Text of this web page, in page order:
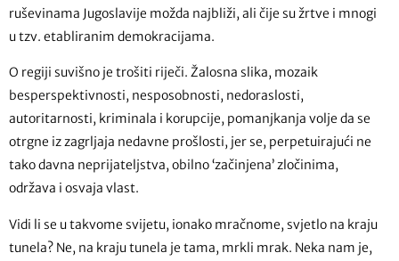
ruševinama Jugoslavije možda najbliži, ali čije su žrtve i mnogi
u tzv. etabliranim demokracijama.
O regiji suvišno je trošiti riječi. Žalosna slika, mozaik
besperspektivnosti, nesposobnosti, nedoraslosti,
autoritarnosti, kriminala i korupcije, pomanjkanja volje da se
otrgne iz zagrljaja nedavne prošlosti, jer se, perpetuirajući ne
tako davna neprijateljstva, obilno ‘začinjena’ zločinima,
održava i osvaja vlast.
Vidi li se u takvome svijetu, ionako mračnome, svjetlo na kraju
tunela? Ne, na kraju tunela je tama, mrkli mrak. Neka nam je,